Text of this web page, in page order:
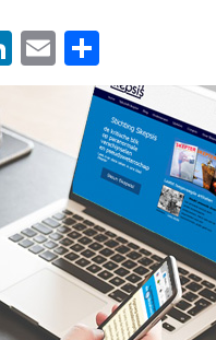
LinkedIn
Email